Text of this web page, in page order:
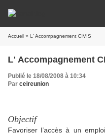
Accueil » L' Accompagnement CIVIS
L' Accompagnement
Publié le 18/08/2008 à 10:34
Par ceireunion
Objectif
Favoriser l’accès à un